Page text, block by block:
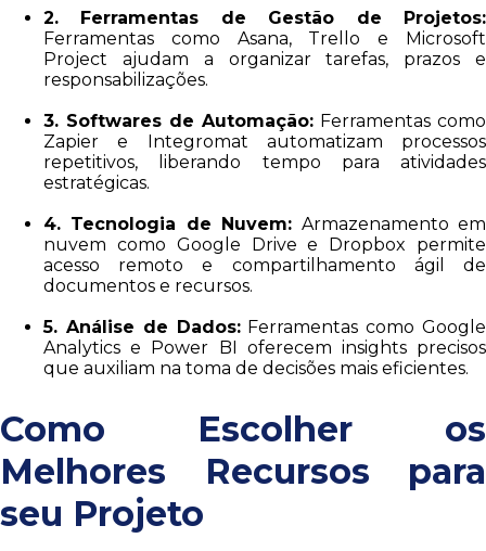
2. Ferramentas de Gestão de Projetos:
Ferramentas como Asana, Trello e Microsoft
Project ajudam a organizar tarefas, prazos e
responsabilizações.
3. Softwares de Automação: Ferramentas como
Zapier e Integromat automatizam processos
repetitivos, liberando tempo para atividades
estratégicas.
4. Tecnologia de Nuvem: Armazenamento em
nuvem como Google Drive e Dropbox permite
acesso remoto e compartilhamento ágil de
documentos e recursos.
5. Análise de Dados:Ferramentas como Google
Analytics e Power BI oferecem insights precisos
que auxiliam na toma de decisões mais eficientes.
Como Escolher os
Melhores Recursos para
seu Projeto